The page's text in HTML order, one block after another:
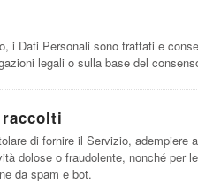
i Dati Personali sono trattati e
legali o sulla base del
di fornire il Servizio,
dolose o fraudolente, nonché
da spam e bot.